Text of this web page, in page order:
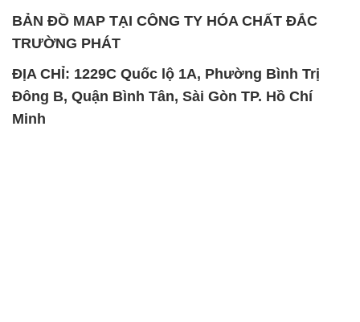
BẢN ĐỒ MAP TẠI CÔNG TY HÓA CHẤT ĐẮC
TRƯỜNG PHÁT
ĐỊA CHỈ: 1229C Quốc lộ 1A, Phường Bình Trị
Đông B, Quận Bình Tân, Sài Gòn TP. Hồ Chí
Minh